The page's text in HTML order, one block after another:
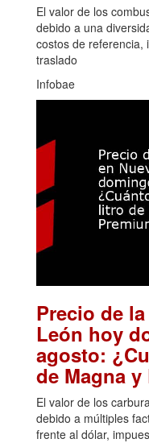
El valor de los
debido a una
costos de referencia,
traslado
Infobae
Precio de
León hoy
agosto:
de Magna
El valor de los
debido a múltiples
frente al dólar,